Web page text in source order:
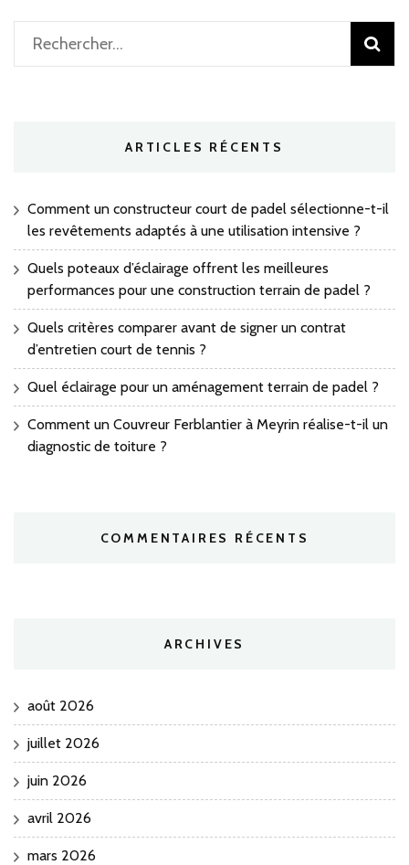
Rechercher :
ARTICLES RÉCENTS
Comment un constructeur court de padel sélectionne-t-il
les revêtements adaptés à une utilisation intensive ?
Quels poteaux d’éclairage offrent les meilleures
performances pour une construction terrain de padel ?
Quels critères comparer avant de signer un contrat
d’entretien court de tennis ?
Quel éclairage pour un aménagement terrain de padel ?
Comment un Couvreur Ferblantier à Meyrin réalise-t-il un
diagnostic de toiture ?
COMMENTAIRES RÉCENTS
ARCHIVES
août 2026
juillet 2026
juin 2026
avril 2026
mars 2026